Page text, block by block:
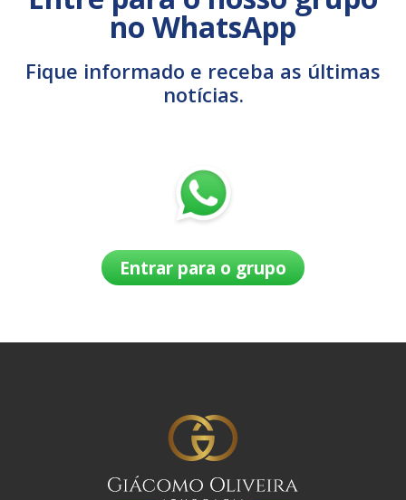
no WhatsApp
Fique informado e receba as últimas
notícias.
Entrar para o grupo